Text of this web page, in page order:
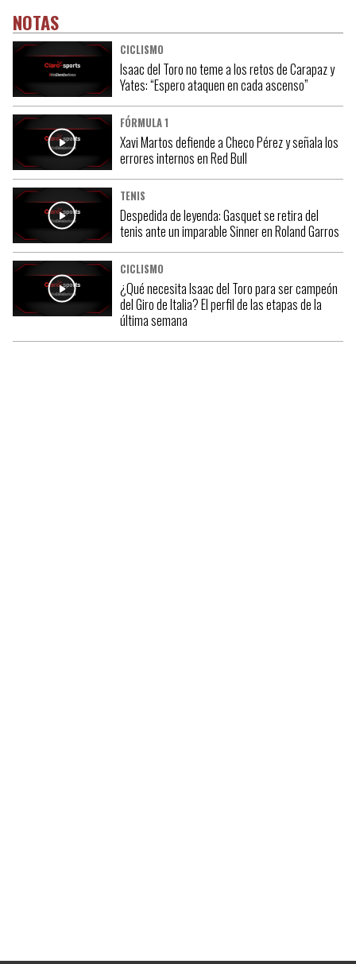
NOTAS
CICLISMO
Isaac del Toro no teme a los retos de Carapaz y
Yates: “Espero ataquen en cada ascenso”
FÓRMULA 1
Xavi Martos defiende a Checo Pérez y señala los
errores internos en Red Bull
TENIS
Despedida de leyenda: Gasquet se retira del
tenis ante un imparable Sinner en Roland Garros
CICLISMO
¿Qué necesita Isaac del Toro para ser campeón
del Giro de Italia? El perfil de las etapas de la
última semana